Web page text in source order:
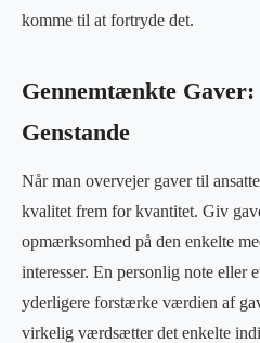
komme til at fortryde det.
Gennemtænkte
Genstande
Når man overvejer gaver til
kvalitet frem for kvantitet. Giv
opmærksomhed på den enkelte
interesser. En personlig note eller
yderligere forstærke værdien af
virkelig værdsætter det enkelte